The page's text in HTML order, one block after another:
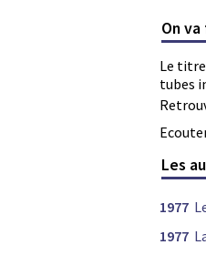
On
Le
tubes
Les
1977
1977